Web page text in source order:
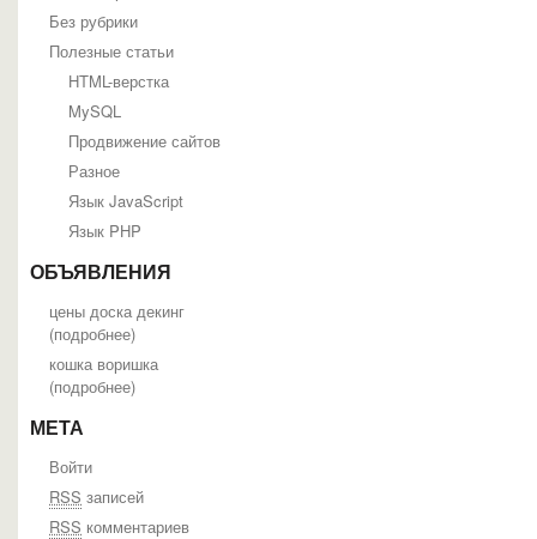
Без рубрики
Полезные статьи
HTML-верстка
MySQL
Продвижение сайтов
Разное
Язык JavaScript
Язык PHP
ОБЪЯВЛЕНИЯ
цены доска декинг
(подробнее)
кошка воришка
(подробнее)
МЕТА
Войти
RSS записей
RSS комментариев